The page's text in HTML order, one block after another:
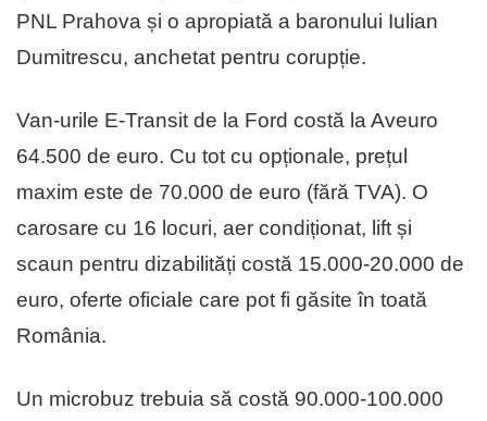
PNL Prahova și o apropiată a baronului Iulian
Dumitrescu, anchetat pentru corupție.
Van-urile E-Transit de la Ford costă la Aveuro
64.500 de euro. Cu tot cu opționale, prețul
maxim este de 70.000 de euro (fără TVA). O
carosare cu 16 locuri, aer condiționat, lift și
scaun pentru dizabilități costă 15.000-20.000 de
euro, oferte oficiale care pot fi găsite în toată
România.
Un microbuz trebuia să costă 90.000-100.000